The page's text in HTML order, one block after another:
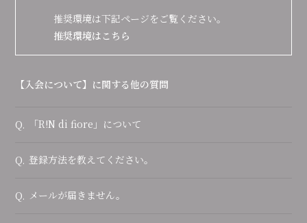
推奨環境は下記ページをご覧ください。
推奨環境はこちら
【入会について】に関する他の質問
Q. 「R!N di fiore」について
Q. 登録方法を教えてください。
Q. メールが届きません。